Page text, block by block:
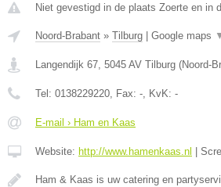
Niet gevestigd in de plaats Zoerte en in
Noord-Brabant » Tilburg Google maps
Langendijk 67, 5045 AV Tilburg (Noord-
Tel: 0138229220, Fax: -, KvK: -
E-mail › Ham en Kaas
Website: http://www.hamenkaas.nl
Ham & Kaas is uw catering en